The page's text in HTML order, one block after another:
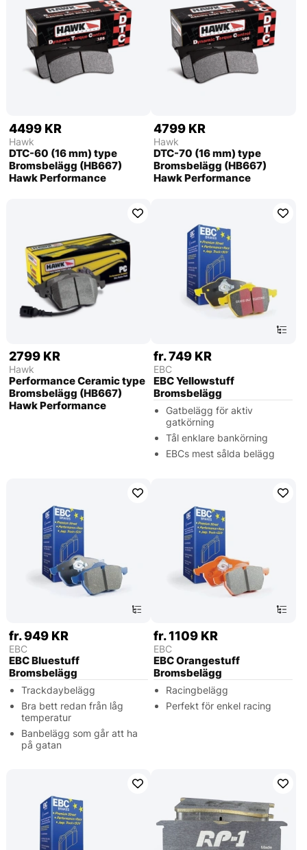
4499 KR
Hawk
DTC-60 (16 mm) type
Bromsbelägg (HB667)
Hawk Performance
4799 KR
Hawk
DTC-70 (16 mm) type
Bromsbelägg (HB667)
Hawk Performance
2799 KR
Hawk
Performance Ceramic type
Bromsbelägg (HB667)
Hawk Performance
fr. 749 KR
EBC
EBC Yellowstuff
Bromsbelägg
Gatbelägg för aktiv
gatkörning
Tål enklare bankörning
EBCs mest sålda belägg
fr. 949 KR
EBC
EBC Bluestuff
Bromsbelägg
Trackdaybelägg
Bra bett redan från låg
temperatur
Banbelägg som går att ha
på gatan
fr. 1109 KR
EBC
EBC Orangestuff
Bromsbelägg
Racingbelägg
Perfekt för enkel racing